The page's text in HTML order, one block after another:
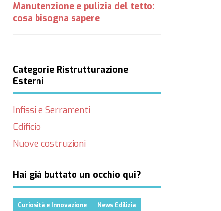
Manutenzione e pulizia del tetto:
cosa bisogna sapere
Categorie Ristrutturazione
Esterni
Infissi e Serramenti
Edificio
Nuove costruzioni
Hai già buttato un occhio qui?
Curiosità e Innovazione
News Edilizia